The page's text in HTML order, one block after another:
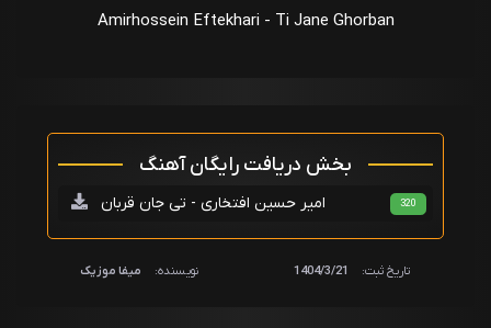
Amirhossein Eftekhari - Ti Jane Ghorban
بخش دریافت رایگان آهنگ
امیر حسین افتخاری - تی جان قربان 320
تاریخ ثبت: 1404/3/21 نویسنده: میفا موزیک